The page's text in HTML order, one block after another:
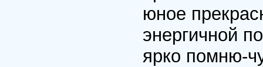
юное
энергичной
ярко помню-